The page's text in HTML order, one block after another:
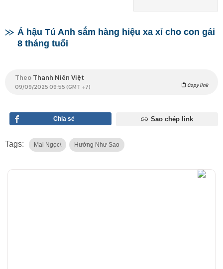
Á hậu Tú Anh sắm hàng hiệu xa xỉ cho con gái
8 tháng tuổi
Theo Thanh Niên Việt
09/09/2025 09:55 (GMT +7) Copy link
Chia sẻ Sao chép link
Tags: Mai Ngọc\ Hưởng Như Sao